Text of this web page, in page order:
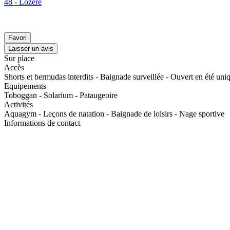
Favori
Laisser un avis
Sur place
Accès
Shorts et bermudas interdits - Baignade surveillée - Ouvert en été
Equipements
Toboggan - Solarium - Pataugeoire
Activités
Aquagym - Leçons de natation - Baignade de loisirs - Nage sportive
Informations de contact